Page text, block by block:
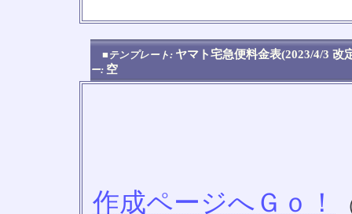
■テンプレート: ヤマト宅急便料金表(2023/4/3
ー: 空
作成ページへＧｏ！